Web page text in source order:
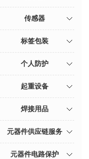
传感器
标签包装
个人防护
起重设备
焊接用品
元器件供应链服务
元器件电路保护